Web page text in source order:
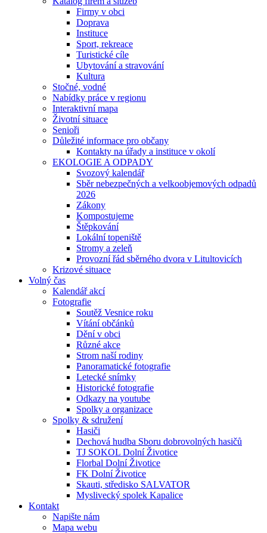
Firmy v obci
Doprava
Instituce
Sport, rekreace
Turistické cíle
Ubytování a stravování
Kultura
Stočné, vodné
Nabídky práce v regionu
Interaktivní mapa
Životní situace
Senioři
Důležité informace pro občany
Kontakty na úřady a instituce v okolí
EKOLOGIE A ODPADY
Svozový kalendář
Sběr nebezpečných a velkoobjemových odpadů
2026
Zákony
Kompostujeme
Štěpkování
Lokální topeniště
Stromy a zeleň
Provozní řád sběrného dvora v Litultovicích
Krizové situace
Volný čas
Kalendář akcí
Fotografie
Soutěž Vesnice roku
Vítání občánků
Dění v obci
Různé akce
Strom naší rodiny
Panoramatické fotografie
Letecké snímky
Historické fotografie
Odkazy na youtube
Spolky a organizace
Spolky & sdružení
Hasiči
Dechová hudba Sboru dobrovolných hasičů
TJ SOKOL Dolní Životice
Florbal Dolní Životice
FK Dolní Životice
Skauti, středisko SALVATOR
Myslivecký spolek Kapalice
Kontakt
Napište nám
Mapa webu